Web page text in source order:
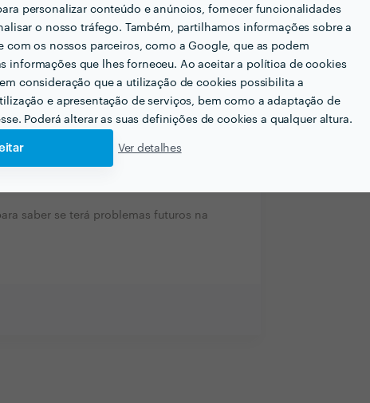
personalizar conteúdo e anúncios, fornecer funcionalidades
o nosso tráfego. Também, partilhamos informações sobre a
com os nossos parceiros, como a Google, que as podem
informações que lhes forneceu. Ao aceitar a política de cookies
consideração que a utilização de cookies possibilita a
e apresentação de serviços, bem como a adaptação de
Poderá alterar as suas definições de cookies a qualquer altura.
Ver detalhes
capaz de atingir o seu objetivo.
a sua actividade?
de instalações elétricas de baixa
profissionais do seu sector? Há algo
saber se terá problemas futuros na